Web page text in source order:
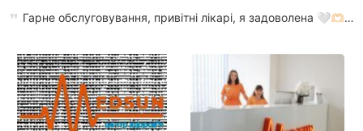
Гарне обслуговування, привітні лікарі, я задоволена 🤍🫶🏻…